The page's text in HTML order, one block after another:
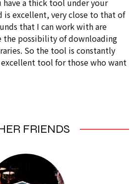
have a thick tool under your
is excellent, very close to that of
that I can work with are
the possibility of downloading
So the tool is constantly
tool for those who want
FRIENDS